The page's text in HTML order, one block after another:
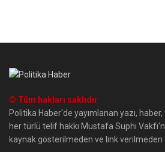
© Tüm hakları saklıdır
Politika Haber'de yayımlanan yazı,
her türlü telif hakkı Mustafa Suphi
kaynak gösterilmeden ve link verilmeden